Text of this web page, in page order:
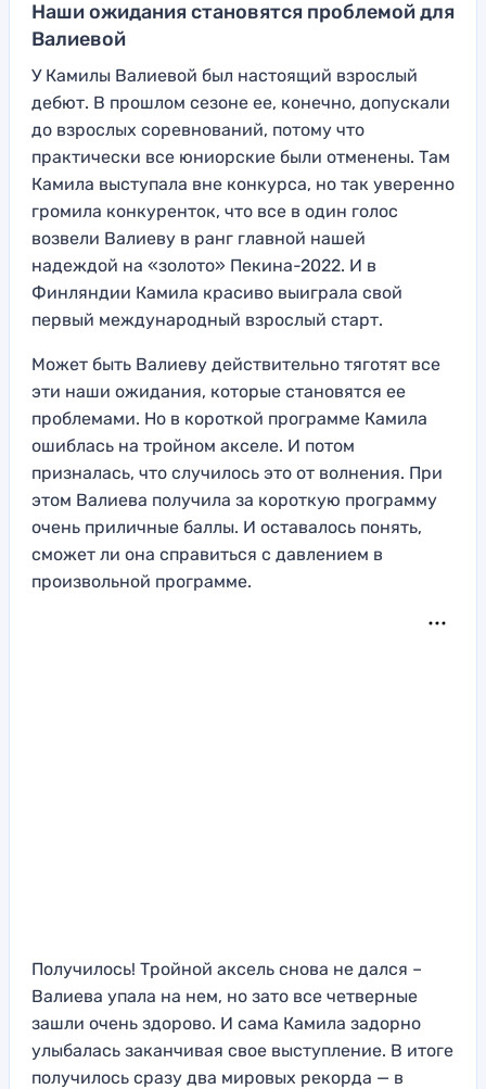
Наши ожидания становятся проблемой для
Валиевой
У Камилы Валиевой был настоящий взрослый
дебют. В прошлом сезоне ее, конечно, допускали
до взрослых соревнований, потому что
практически все юниорские были отменены. Там
Камила выступала вне конкурса, но так уверенно
громила конкуренток, что все в один голос
возвели Валиеву в ранг главной нашей
надеждой на «золото» Пекина-2022. И в
Финляндии Камила красиво выиграла свой
первый международный взрослый старт.
Может быть Валиеву действительно тяготят все
эти наши ожидания, которые становятся ее
проблемами. Но в короткой программе Камила
ошиблась на тройном акселе. И потом
призналась, что случилось это от волнения. При
этом Валиева получила за короткую программу
очень приличные баллы. И оставалось понять,
сможет ли она справиться с давлением в
произвольной программе.
Получилось! Тройной аксель снова не дался –
Валиева упала на нем, но зато все четверные
зашли очень здорово. И сама Камила задорно
улыбалась заканчивая свое выступление. В итоге
получилось сразу два мировых рекорда — в